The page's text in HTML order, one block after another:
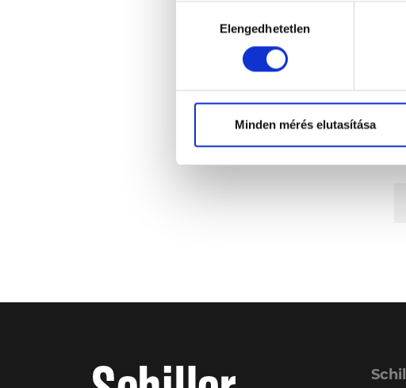
kiválasztásaElengedhetetlen
Minden mérés elutasítása